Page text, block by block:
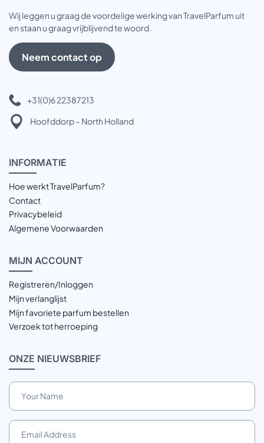
Wij leggen u graag de voordelige werking van TravelParfum uit
en staan u graag vrijblijvend te woord.
Neem contact op
+31(0)6 22387213
Hoofddorp – North Holland
INFORMATIE
Hoe werkt TravelParfum?
Contact
Privacybeleid
Algemene Voorwaarden
MIJN ACCOUNT
Registreren/Inloggen
Mijn verlanglijst
Mijn favoriete parfum bestellen
Verzoek tot herroeping
ONZE NIEUWSBRIEF